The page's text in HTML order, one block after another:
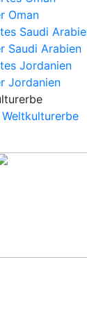
Oman
Saudi
Saudi Arabien
Jordanien
Jordanien
Weltkulturerbe